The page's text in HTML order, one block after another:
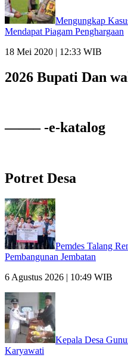
Mengungkap
Mendapat Piagam Penghargaan
18 Mei 2020 | 12:33 WIB
2026 Bupati Dan
——– -e-katalog
Potret Desa
Pemdes Talang
Pembangunan Jembatan
6 Agustus 2026 | 10:49 WIB
Kepala Desa
Karyawati